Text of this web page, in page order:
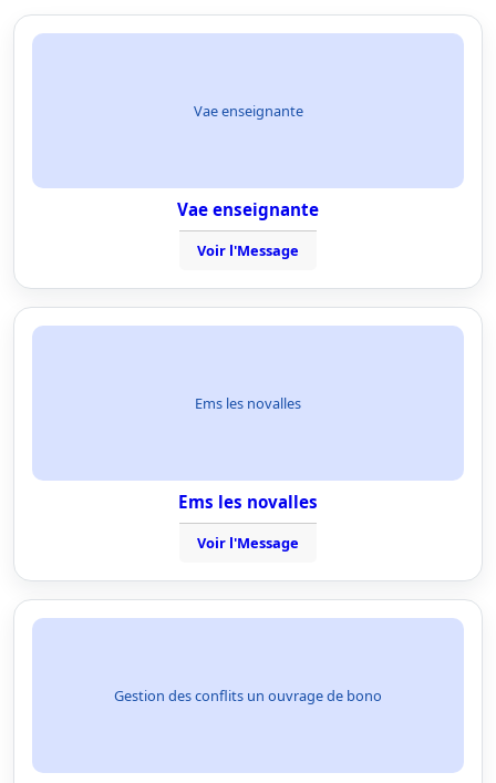
Vae enseignante
Vae enseignante
Voir l'Message
Ems les novalles
Ems les novalles
Voir l'Message
Gestion des conflits un ouvrage de bono